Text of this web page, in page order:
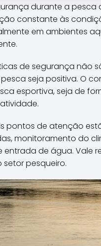
durante a
constante às
em ambientes
de segurança não
seja positiva. O
esportiva, seja de
pontos de atenção
monitoramento do
entrada de água. Vale
pesqueiro.